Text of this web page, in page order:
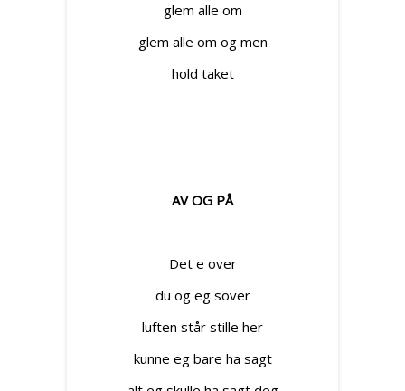
glem alle om
glem alle om og men
hold taket
AV OG PÅ
Det e over
du og eg sover
luften står stille her
kunne eg bare ha sagt